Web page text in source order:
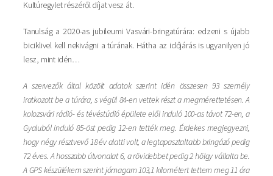
Kultúregylet részéről díjat vesz át.
Tanulság a 2020-as jubileumi Vasvári-bringatúrára: edzeni s újabb
biciklivel kell nekivágni a túrának. Hátha az időjárás is ugyanilyen jó
lesz, mint idén…
A szervezők által közölt adatok szerint idén összesen 93 személy
iratkozott be a túrára, s végül 84-en vettek részt a megmérettetésen. A
kolozsvári rádió- és tévéstúdió épülete elől induló 100-as távot 72-en, a
Gyaluból induló 85-öst pedig 12-en tették meg. Érdekes megjegyezni,
hogy négy résztvevő 18 év alatti volt, a legtapasztaltabb bringázó pedig
72 éves. A hosszabb útvonalat 6, a rövidebbet pedig 2 hölgy vállalta be.
A GPS készülékem szerint jómagam 103,1 kilométert tettem meg 11 óra